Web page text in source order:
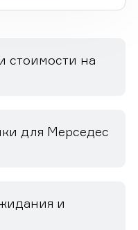
стоимости на
для Мерседес
и